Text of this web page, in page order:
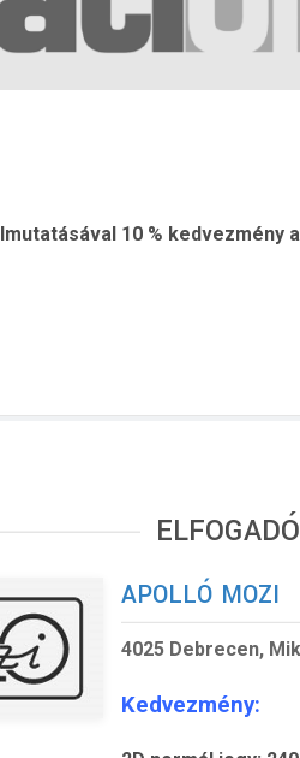
10 % kedvezmény
APOLLÓ MOZI
4025 Debrecen,
Kedvezmény: